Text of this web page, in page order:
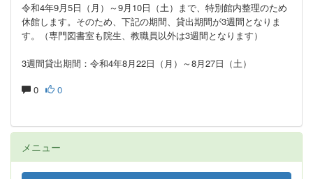
令和4年9月5日（月）～9月10日（土）まで、特別館内整理のため
休館します。そのため、下記の期間、貸出期間が3週間となりま
す。（専門図書室も院生、教職員以外は3週間となります）
3週間貸出期間：令和4年8月22日（月）～8月27日（土）
0
0
メニュー